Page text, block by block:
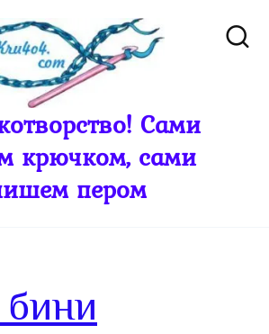
Сами
крючком, сами
пером